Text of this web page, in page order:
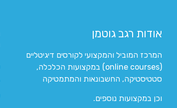
אודות רגב גוטמן
המרכז המוביל והמקצועי לקורסים דיגיטליים
(online courses) במקצועות הכלכלה,
סטטיסטיקה, החשבונאות והמתמטיקה
וכן במקצועות נוספים.